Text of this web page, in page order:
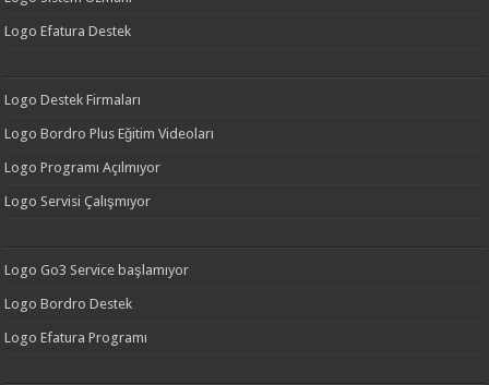
Logo Efatura Destek
Logo Destek Firmaları
Logo Bordro Plus Eğitim Videoları
Logo Programı Açılmıyor
Logo Servisi Çalışmıyor
Logo Go3 Service başlamıyor
Logo Bordro Destek
Logo Efatura Programı